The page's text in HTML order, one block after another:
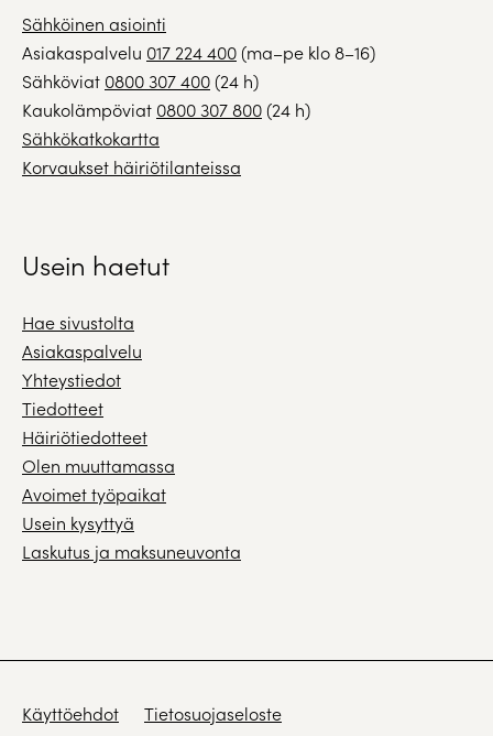
Sähköinen asiointi
Asiakaspalvelu 017 224 400(ma–pe klo 8–16)
Sähköviat 0800 307 400(24 h)
Kaukolämpöviat 0800 307 800(24 h)
Sähkökatkokartta
Korvaukset häiriötilanteissa
Usein haetut
Hae sivustolta
Asiakaspalvelu
Yhteystiedot
Tiedotteet
Häiriötiedotteet
Olen muuttamassa
Avoimet työpaikat
Usein kysyttyä
Laskutus ja maksuneuvonta
Käyttöehdot Tietosuojaseloste